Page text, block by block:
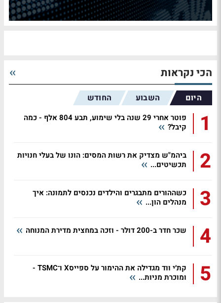
הכי נקראות
היום השבוע החודש
1
פוטר אחרי 29 שנה בלי שימוע, תבע 804 אלף - כמה
קיבל?
2
ביהמ"ש מצדיק את רשות המסים: הונו של בעלי חנויות
תכשיטים...
3
כשההורים מתבגרים והילדים נכנסים לתמונה: איך
מנהלים הון...
4 שכר חדר ב-200 דולר - וזכה במחצית מדירת המנוחה
5
קת׳י ווד מגדילה את ההימור על ספייסX ו־TSMC -
ומוכרת מניות...